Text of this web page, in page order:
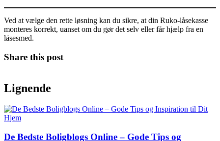
Ved at vælge den rette løsning kan du sikre, at din Ruko-låsekasse
monteres korrekt, uanset om du gør det selv eller får hjælp fra en
låsesmed.
Share this post
Lignende
De Bedste Boligblogs Online – Gode Tips og